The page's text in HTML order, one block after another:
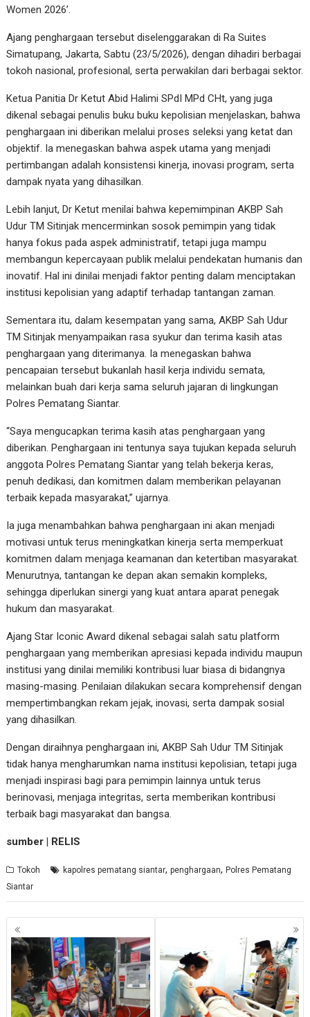
Women 2026’.
Ajang penghargaan tersebut diselenggarakan di Ra Suites
Simatupang, Jakarta, Sabtu (23/5/2026), dengan dihadiri berbagai
tokoh nasional, profesional, serta perwakilan dari berbagai sektor.
Ketua Panitia Dr Ketut Abid Halimi SPdI MPd CHt, yang juga
dikenal sebagai penulis buku buku kepolisian menjelaskan, bahwa
penghargaan ini diberikan melalui proses seleksi yang ketat dan
objektif. Ia menegaskan bahwa aspek utama yang menjadi
pertimbangan adalah konsistensi kinerja, inovasi program, serta
dampak nyata yang dihasilkan.
Lebih lanjut, Dr Ketut menilai bahwa kepemimpinan AKBP Sah
Udur TM Sitinjak mencerminkan sosok pemimpin yang tidak
hanya fokus pada aspek administratif, tetapi juga mampu
membangun kepercayaan publik melalui pendekatan humanis dan
inovatif. Hal ini dinilai menjadi faktor penting dalam menciptakan
institusi kepolisian yang adaptif terhadap tantangan zaman.
Sementara itu, dalam kesempatan yang sama, AKBP Sah Udur
TM Sitinjak menyampaikan rasa syukur dan terima kasih atas
penghargaan yang diterimanya. Ia menegaskan bahwa
pencapaian tersebut bukanlah hasil kerja individu semata,
melainkan buah dari kerja sama seluruh jajaran di lingkungan
Polres Pematang Siantar.
“Saya mengucapkan terima kasih atas penghargaan yang
diberikan. Penghargaan ini tentunya saya tujukan kepada seluruh
anggota Polres Pematang Siantar yang telah bekerja keras,
penuh dedikasi, dan komitmen dalam memberikan pelayanan
terbaik kepada masyarakat,” ujarnya.
Ia juga menambahkan bahwa penghargaan ini akan menjadi
motivasi untuk terus meningkatkan kinerja serta memperkuat
komitmen dalam menjaga keamanan dan ketertiban masyarakat.
Menurutnya, tantangan ke depan akan semakin kompleks,
sehingga diperlukan sinergi yang kuat antara aparat penegak
hukum dan masyarakat.
Ajang Star Iconic Award dikenal sebagai salah satu platform
penghargaan yang memberikan apresiasi kepada individu maupun
institusi yang dinilai memiliki kontribusi luar biasa di bidangnya
masing-masing. Penilaian dilakukan secara komprehensif dengan
mempertimbangkan rekam jejak, inovasi, serta dampak sosial
yang dihasilkan.
Dengan diraihnya penghargaan ini, AKBP Sah Udur TM Sitinjak
tidak hanya mengharumkan nama institusi kepolisian, tetapi juga
menjadi inspirasi bagi para pemimpin lainnya untuk terus
berinovasi, menjaga integritas, serta memberikan kontribusi
terbaik bagi masyarakat dan bangsa.
sumber | RELIS
Tokoh kapolres pematang siantar,penghargaan,Polres Pematang
Siantar
Navigasi
pos